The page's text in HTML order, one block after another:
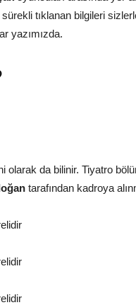
tıklanan bilgileri
yazımızda.
olarak da bilinir. Tiyatro
tarafından kadroya